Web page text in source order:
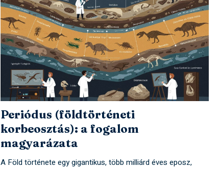
Periódus (földtörténeti
korbeosztás): a fogalom
magyarázata
A Föld története egy gigantikus, több milliárd éves eposz,